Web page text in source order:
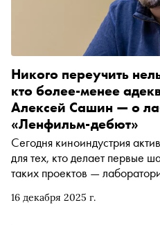
16 декабря 2025 г.
Никого переучить
кто более-менее
Алексей Сашин — о
«Ленфильм-дебют»
Сегодня киноиндустрия
для тех, кто делает первые
таких проектов —
сценаристов, где участники